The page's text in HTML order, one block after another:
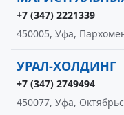
+7 (347) 2221339
450005, Уфа,
УРАЛ-ХОЛДИНГ
+7 (347) 2749494
450077, Уфа,